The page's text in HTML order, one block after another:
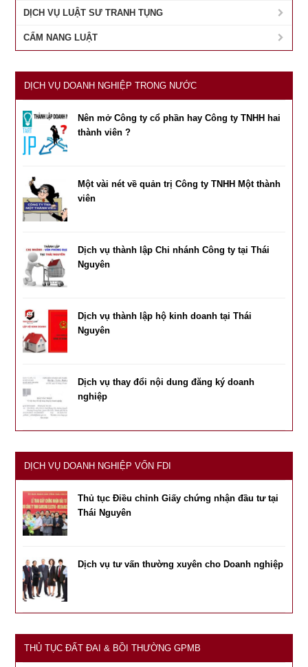
DỊCH VỤ LUẬT SƯ TRANH TỤNG
CẨM NANG LUẬT
DỊCH VỤ DOANH NGHIỆP TRONG NƯỚC
Nên mở Công ty cổ phần hay Công ty TNHH hai
thành viên ?
Một vài nét về quản trị Công ty TNHH Một thành
viên
Dịch vụ thành lập Chi nhánh Công ty tại Thái
Nguyên
Dịch vụ thành lập hộ kinh doanh tại Thái
Nguyên
Dịch vụ thay đổi nội dung đăng ký doanh
nghiệp
DỊCH VỤ DOANH NGHIỆP VỐN FDI
Thủ tục Điều chỉnh Giấy chứng nhận đầu tư tại
Thái Nguyên
Dịch vụ tư vấn thường xuyên cho Doanh nghiệp
THỦ TỤC ĐẤT ĐAI & BỒI THƯỜNG GPMB